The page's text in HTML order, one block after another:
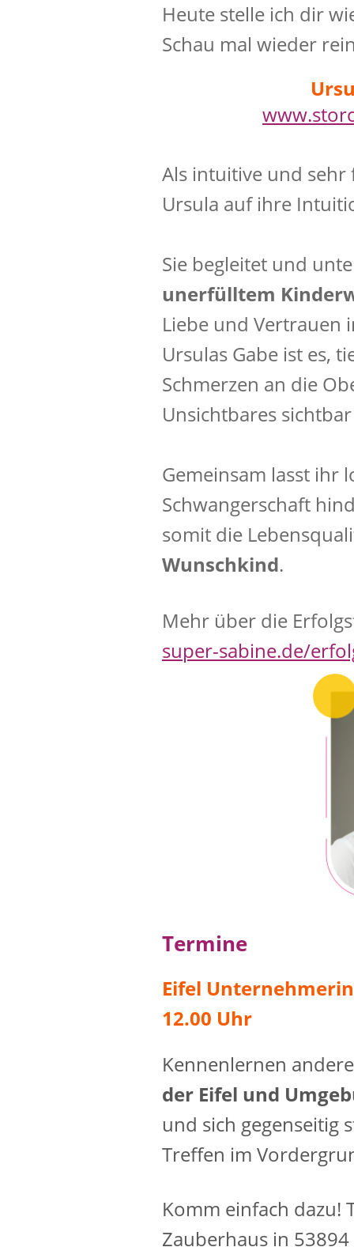
Heute stelle ich dir
Schau mal wieder
Als intuitive und
Ursula auf ihre
Sie begleitet und
unerfülltem
Liebe und Vertrauen
Ursulas Gabe ist es,
Schmerzen an die
Unsichtbares
Gemeinsam lasst ihr
Schwangerschaft
somit die
Wunschkind.
Mehr über die
super-sabine.de/
Termine
Eifel
12.00 Uhr
Kennenlernen
der Eifel und
und sich gegenseitig
Treffen im
Komm einfach dazu!
Zauberhaus in